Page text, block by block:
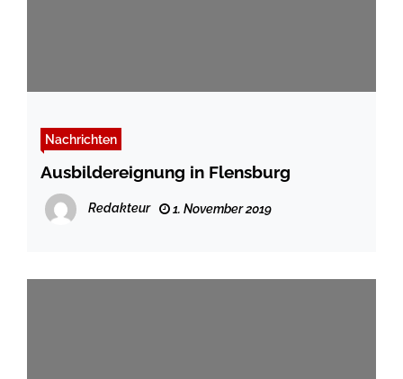
Nachrichten
Ausbildereignung in Flensburg
Redakteur 1. November 2019